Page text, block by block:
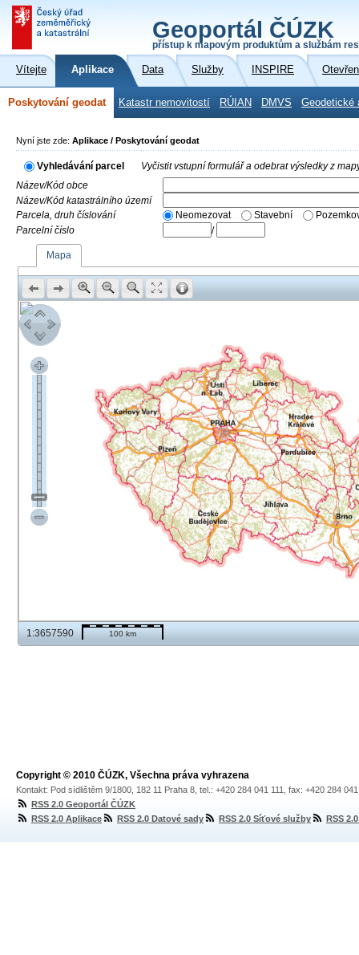
Geoportál ČÚZK
přístup k mapovým produktům a službám
Vítejte Aplikace Data Služby INSPIRE
Poskytování geodat Katastr nemovitostí RÚIAN DMVS Geodetické
Nyní jste zde: Aplikace / Poskytování geodat
Vyhledávání parcel
Vyčistit vstupní formulář a odebrat výsledky z
Název/Kód obce
Název/Kód katastrálního území
Parcela, druh číslování
Neomezovat Stavební
Parcelní číslo
/
Mapa
1:3657590 100 km
Copyright © 2010 ČÚZK, Všechna práva vyhrazena
Kontakt: Pod sídlištěm 9/1800, 182 11 Praha 8, tel.: +420 284 041 111, fax: +420 284
RSS 2.0 Geoportál ČÚZK
RSS 2.0 Aplikace
RSS 2.0 Datové sady RSS 2.0 Síťové služby RSS